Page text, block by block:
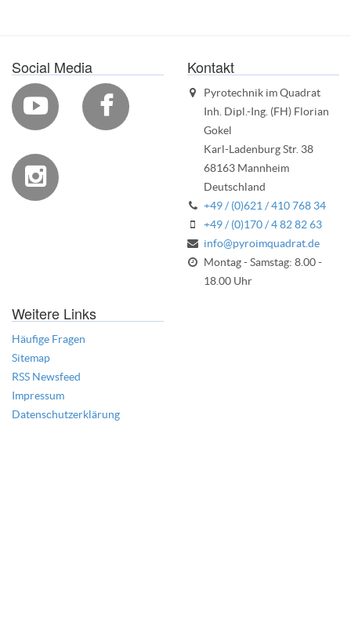
Social Media
 

Kontakt
Pyrotechnik im Quadrat
Inh. Dipl.-Ing. (FH) Florian
Gokel
Karl-Ladenburg Str. 38
68163 Mannheim
Deutschland
+49 / (0)621 / 410 768 34
+49 / (0)170 / 4 82 82 63
info@pyroimquadrat.de
Montag - Samstag: 8.00 -
18.00 Uhr
Weitere Links
Häufige Fragen
Sitemap
RSS Newsfeed
Impressum
Datenschutzerklärung